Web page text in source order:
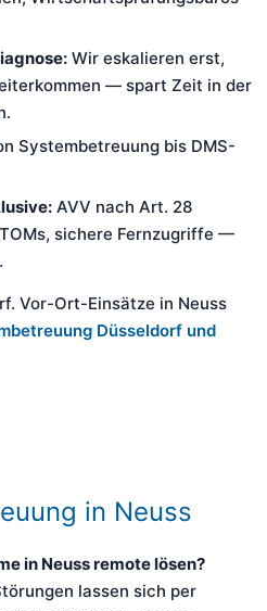
Wir eskalieren erst,
— spart Zeit in der
Systembetreuung bis DMS-
AVV nach Art. 28
sichere Fernzugriffe —
Vor-Ort-Einsätze in Neuss
Düsseldorf und
in Neuss
in Neuss remote lösen?
lassen sich per